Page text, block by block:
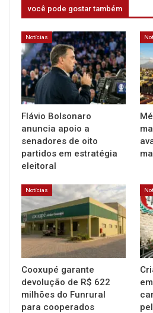
você pode gostar também
Notícias
Flávio Bolsonaro
anuncia apoio a
senadores de oito
partidos em estratégia
eleitoral
Notícias
Cooxupé garante
devolução de R$ 622
milhões do Funrural
para cooperados